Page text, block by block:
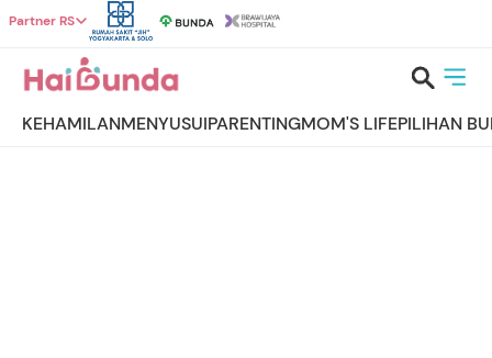
Partner RS
KEHAMILANMENYUSUIPARENTINGMOM'S LIFEPILIHAN